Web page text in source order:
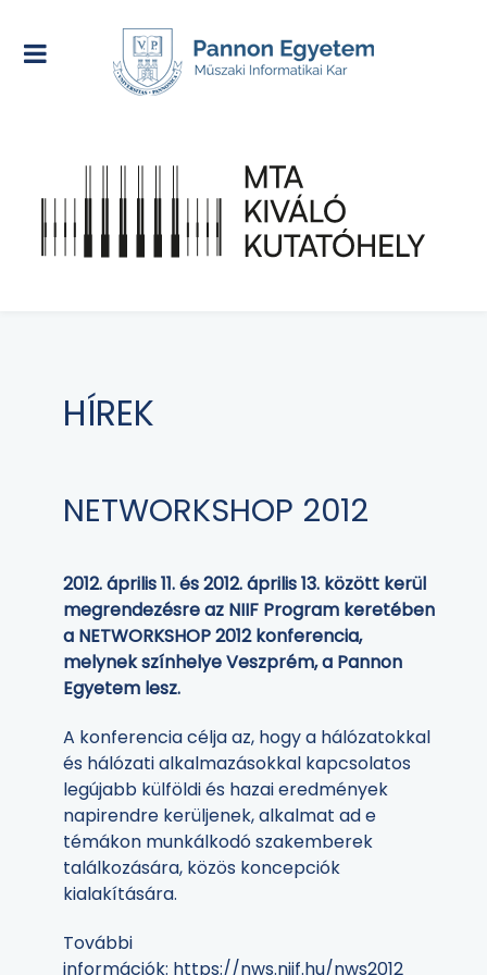
HÍREK
NETWORKSHOP 2012
2012. április 11. és 2012. április 13. között kerül
megrendezésre az NIIF Program keretében
a NETWORKSHOP 2012 konferencia,
melynek színhelye Veszprém, a Pannon
Egyetem lesz.
A konferencia célja az, hogy a hálózatokkal
és hálózati alkalmazásokkal kapcsolatos
legújabb külföldi és hazai eredmények
napirendre kerüljenek, alkalmat ad e
témákon munkálkodó szakemberek
találkozására, közös koncepciók
kialakítására.
További
információk: https://nws.niif.hu/nws2012